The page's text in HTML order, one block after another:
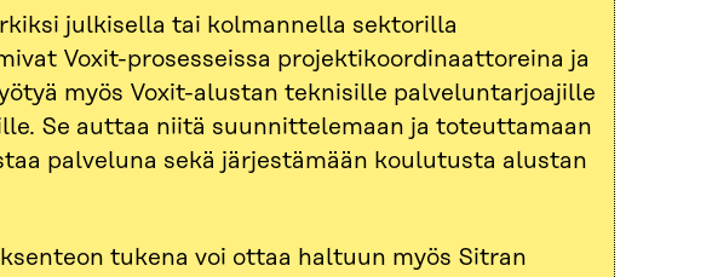
julkisella tai kolmannella sektorilla
Voxit-prosesseissa projektikoordinaattoreina ja
myös Voxit-alustan teknisille palveluntarjoajille
Se auttaa niitä suunnittelemaan ja toteuttamaan
palveluna sekä järjestämään koulutusta alustan
tukena voi ottaa haltuun myös Sitran